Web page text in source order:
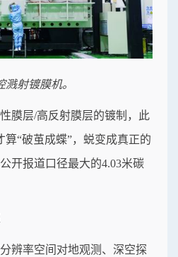
溅射镀膜机。
膜层/高反射膜层的镀制，此
算“破茧成蝶”，蜕变成真正的
开报道口径最大的4.03米碳
辨率空间对地观测、深空探